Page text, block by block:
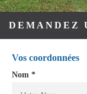
DEMANDEZ
Vos coordonnées
Nom *